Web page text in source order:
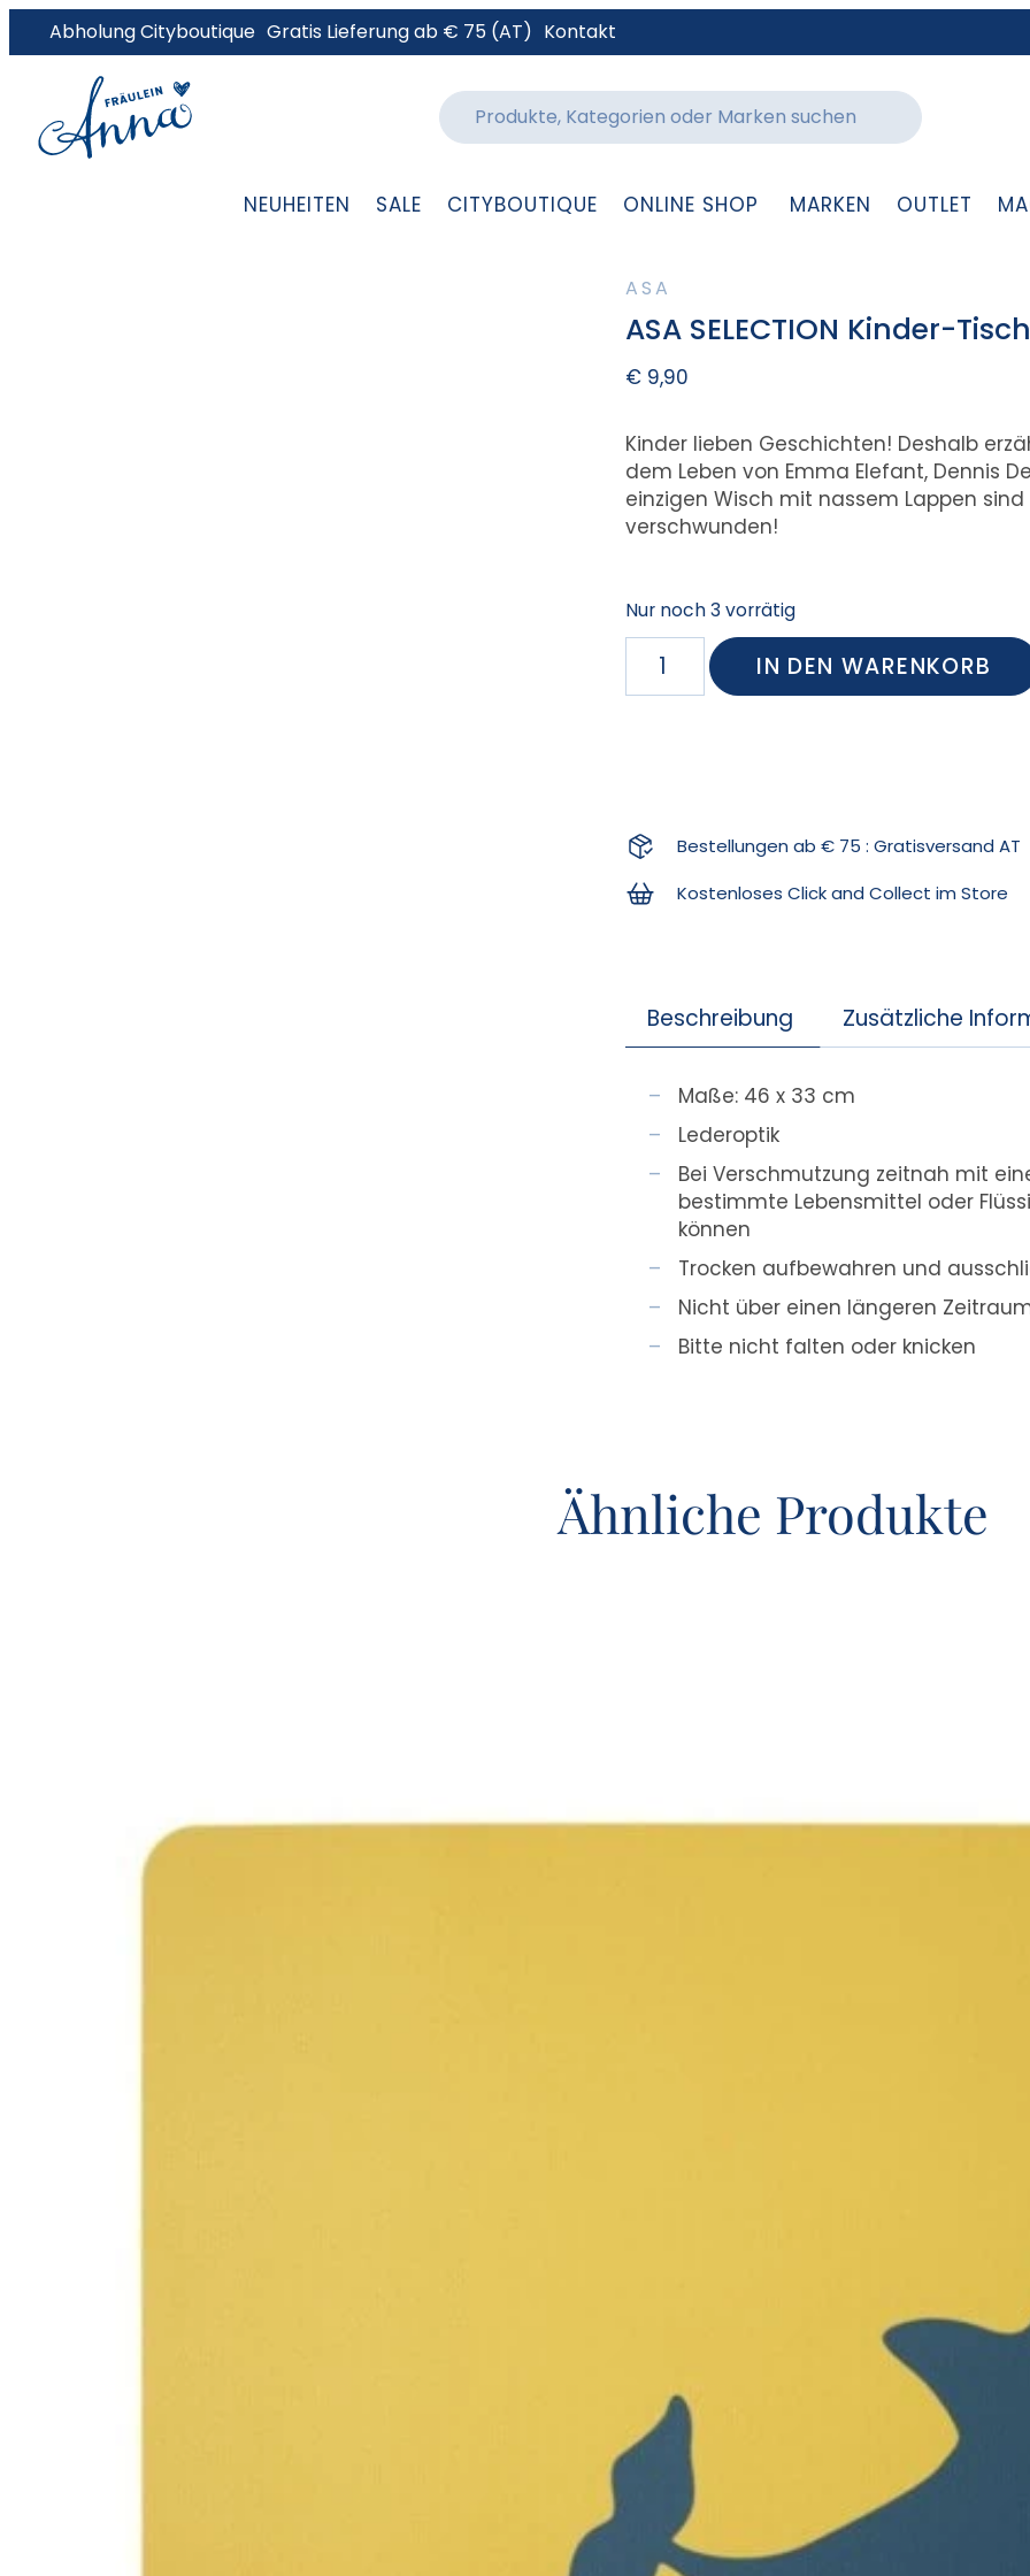
Abholung Cityboutique Gratis Lieferung ab € 75 (AT) Kontakt
NEUHEITEN SALE CITYBOUTIQUE ONLINE SHOP MARKEN OUTLET
ASA
ASA SELECTION Kinder-
€ 9,90
Kinder lieben Geschichten! Deshalb
dem Leben von Emma Elefant, Dennis
einzigen Wisch mit nassem Lappen
verschwunden!
Nur noch 3 vorrätig
IN DEN WARENKORB
Bestellungen ab € 75 : Gratisversand AT
Kostenloses Click and Collect im Store
Beschreibung Zusätzliche
Maße: 46 x 33 cm
Lederoptik
Bei Verschmutzung zeitnah mit
bestimmte Lebensmittel oder
können
Trocken aufbewahren und
Nicht über einen längeren
Bitte nicht falten oder knicken
Ähnliche Produkte